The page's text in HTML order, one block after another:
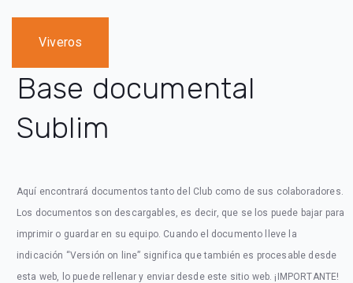
Viveros
Base documental
Sublim
Aquí encontrará documentos tanto del Club como de sus colaboradores.
Los documentos son descargables, es decir, que se los puede bajar para
imprimir o guardar en su equipo. Cuando el documento lleve la
indicación “Versión on line” significa que también es procesable desde
esta web, lo puede rellenar y enviar desde este sitio web. ¡IMPORTANTE!